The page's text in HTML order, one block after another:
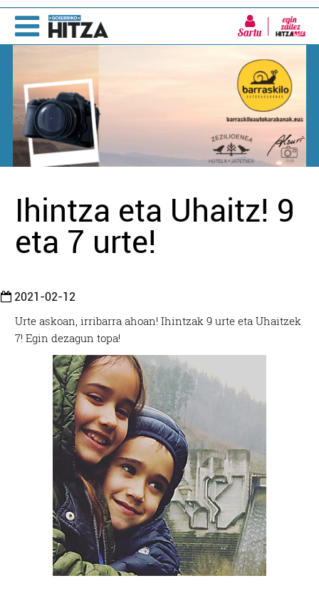
Sartu
Ihintza eta Uhaitz! 9
eta 7 urte!
2021-02-12
Urte askoan, irribarra ahoan! Ihintzak 9 urte eta Uhaitzek
7! Egin dezagun topa!